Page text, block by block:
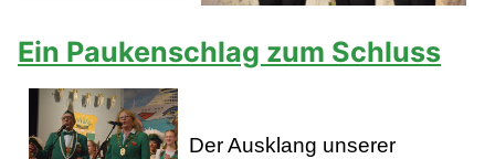
Ein Paukenschlag zum Schluss
Der Ausklang unserer